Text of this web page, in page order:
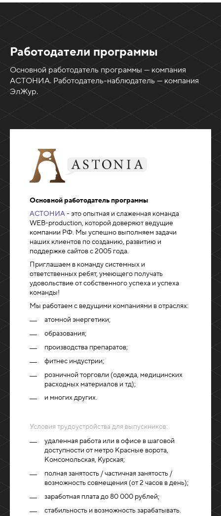
Работодатели программы
Основной работодатель программы — компания
АСТОНИА. Работодатель-наблюдатель — компания
ЭлЖур.
Основной работодатель программы
АСТОНИА- это опытная и слаженная команда
WEB-production, которой доверяют ведущие
компании РФ. Мы успешно выполняем задачи
наших клиентов по созданию, развитию и
поддержке сайтов c 2005 года.
Приглашаем в команду системных и
ответственных ребят, умеющего получать
удовольствие от собственного успеха и успеха
команды!
Мы работаем с ведущими компаниями в отраслях:
атомной энергетики;
образования;
производства препаратов;
фитнес индустрии;
розничной торговли (одежда, медицинских
расходных материалов и тд);
и многих других.
Условия трудоустройства для выпускников:
удаленная работа или в офисе в шаговой
доступности от метро Красные ворота,
Комсомольская, Курская;
полная занятость / частичная занятость /
возможность совмещения (от 2 часов в день);
заработная плата до 80 000 рублей;
стабильность и возможность зарабатывать.